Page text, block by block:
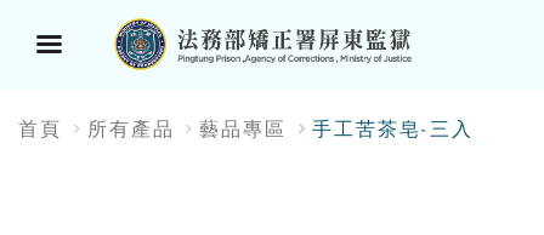
單
首頁 所有產品 藝品專區 手工苦茶皂-三入